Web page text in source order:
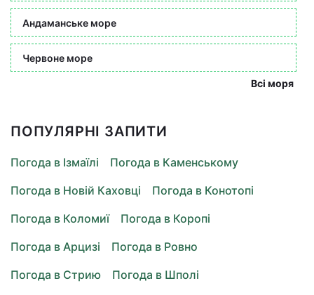
Андаманське море
Червоне море
Всі моря
ПОПУЛЯРНІ ЗАПИТИ
Погода в Ізмаїлі
Погода в Каменському
Погода в Новій Каховці
Погода в Конотопі
Погода в Коломиї
Погода в Коропі
Погода в Арцизі
Погода в Ровно
Погода в Стрию
Погода в Шполі